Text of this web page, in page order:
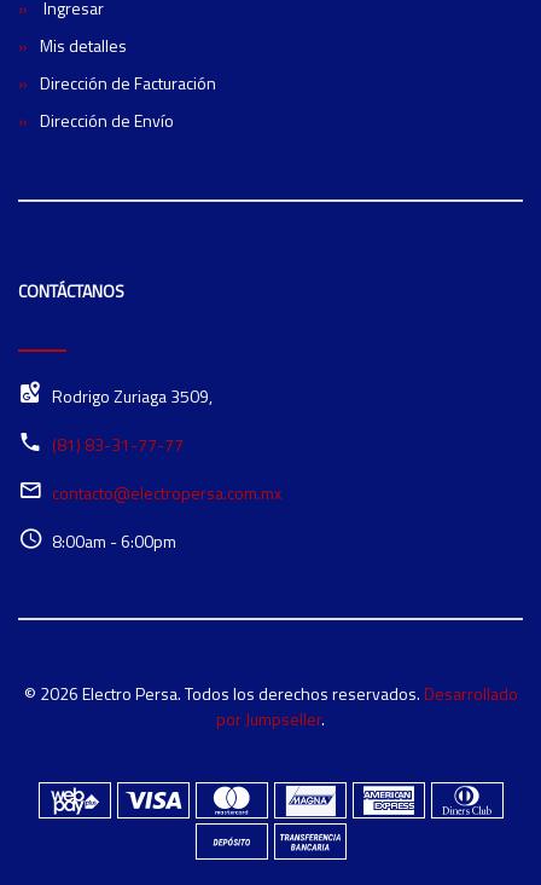
Ingresar
Mis detalles
Dirección de Facturación
Dirección de Envío
CONTÁCTANOS
Rodrigo Zuriaga 3509,
(81) 83-31-77-77
contacto@electropersa.com.mx
8:00am - 6:00pm
© 2026 Electro Persa. Todos los derechos reservados. Desarrollado
por Jumpseller.